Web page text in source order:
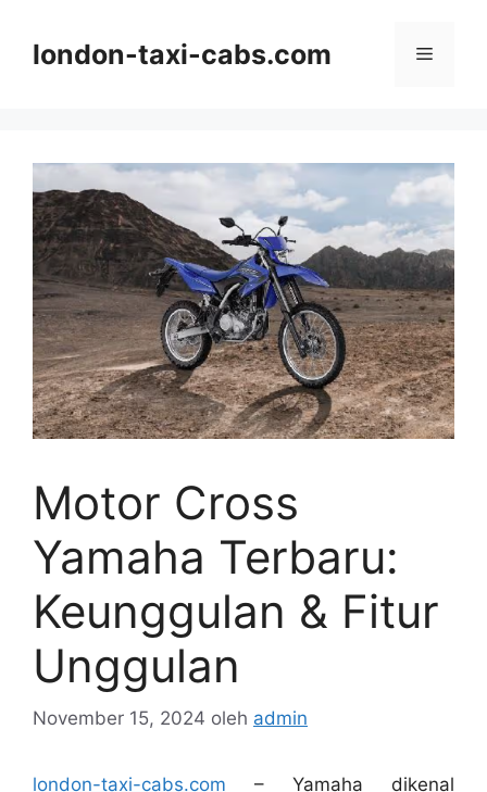
london-taxi-cabs.com Menu
Motor Cross
Yamaha Terbaru:
Keunggulan & Fitur
Unggulan
November 15, 2024 oleh admin
london-taxi-cabs.com – Yamaha dikenal